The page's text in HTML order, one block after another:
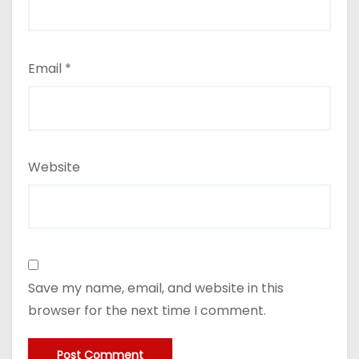
Email *
Website
Save my name, email, and website in this
browser for the next time I comment.